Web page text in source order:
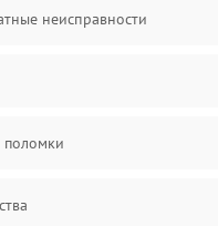
неисправности